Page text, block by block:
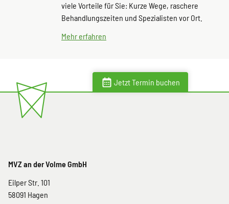
viele Vorteile für Sie: Kurze Wege, raschere
Behandlungszeiten und Spezialisten vor Ort.
Mehr erfahren
Jetzt Termin buchen
MVZ an der Volme GmbH
Eilper Str. 101
58091 Hagen